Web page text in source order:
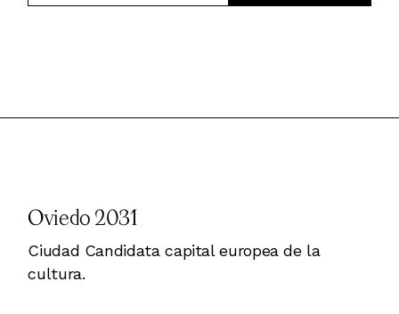
Oviedo 2031
Ciudad Candidata capital europea de la
cultura.